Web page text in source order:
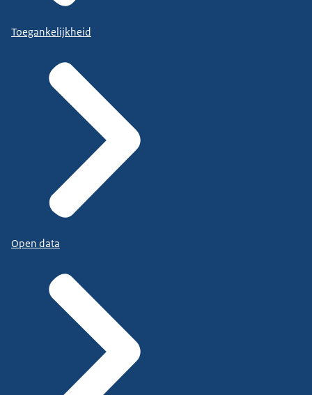
Toegankelijkheid
Open data